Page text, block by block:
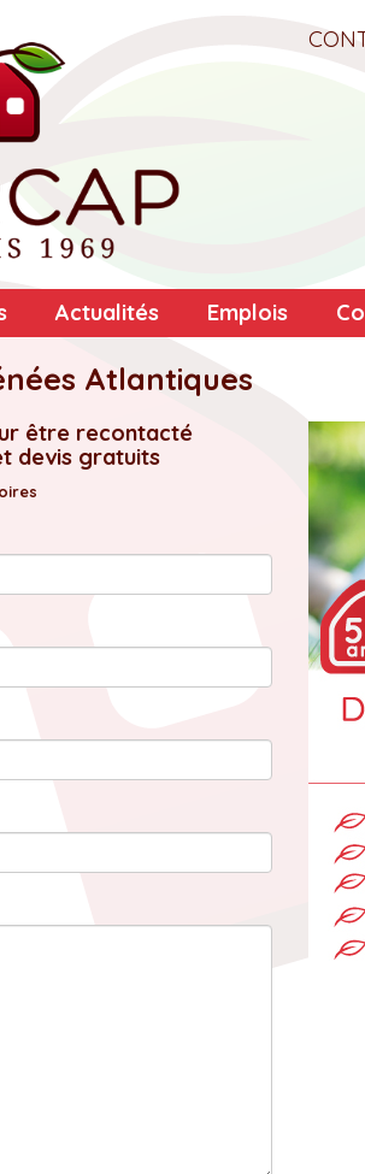
Actualités Emplois
Atlantiques
être recontacté
devis gratuits